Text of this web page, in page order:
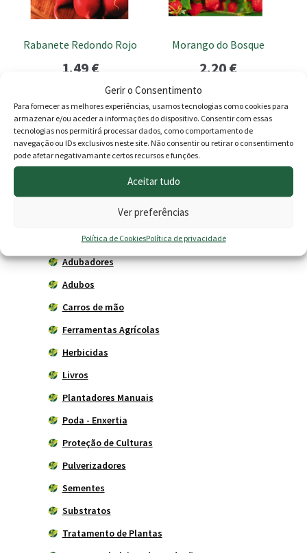
Gerir o Consentimento
Para fornecer as melhores experiências, usamos tecnologias como cookies para
armazenar e/ou aceder a informações do dispositivo. Consentir com essas
tecnologias nos permitirá processar dados, como comportamento de
navegação ou IDs exclusivos neste site. Não consentir ou retirar o consentimento
pode afetar negativamante certos recursos e funções.
Aceitar tudo
Ver preferências
Política de CookiesPolítica de privacidade
Rabanete Redondo Rojo
1.49€
Morango do Bosque
2.20€
Adicionar
Produtos
Agricultura
Acessórios
Adubadores
Adubos
Carros de mão
Ferramentas Agrícolas
Herbicidas
Livros
Plantadores Manuais
Poda - Enxertia
Proteção de Culturas
Pulverizadores
Sementes
Substratos
Tratamento de Plantas